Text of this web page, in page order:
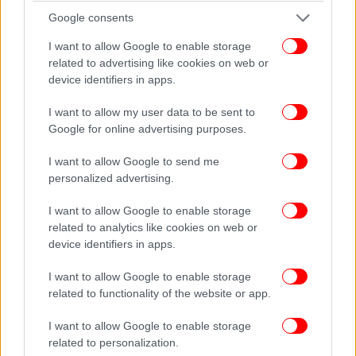
Google consents
I want to allow Google to enable storage
related to advertising like cookies on web or
device identifiers in apps.
I want to allow my user data to be sent to
Google for online advertising purposes.
I want to allow Google to send me
personalized advertising.
I want to allow Google to enable storage
related to analytics like cookies on web or
device identifiers in apps.
I want to allow Google to enable storage
related to functionality of the website or app.
I want to allow Google to enable storage
related to personalization.
το άνοιγμα του περίκλειστου παραλιακού μετώπου
46 χρόνια.
Στο πρόσφατο Ευρωπαϊκό Συμβούλιο δώσαμε στην